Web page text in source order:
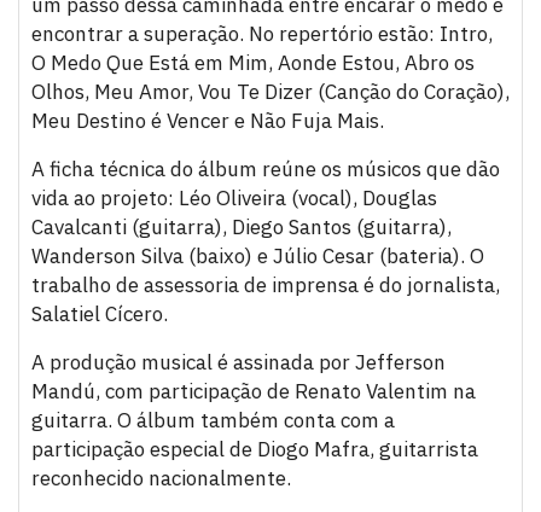
um passo dessa caminhada entre encarar o medo e
encontrar a superação. No repertório estão: Intro,
O Medo Que Está em Mim, Aonde Estou, Abro os
Olhos, Meu Amor, Vou Te Dizer (Canção do Coração),
Meu Destino é Vencer e Não Fuja Mais.
A ficha técnica do álbum reúne os músicos que dão
vida ao projeto: Léo Oliveira (vocal), Douglas
Cavalcanti (guitarra), Diego Santos (guitarra),
Wanderson Silva (baixo) e Júlio Cesar (bateria). O
trabalho de assessoria de imprensa é do jornalista,
Salatiel Cícero.
A produção musical é assinada por Jefferson
Mandú, com participação de Renato Valentim na
guitarra. O álbum também conta com a
participação especial de Diogo Mafra, guitarrista
reconhecido nacionalmente.